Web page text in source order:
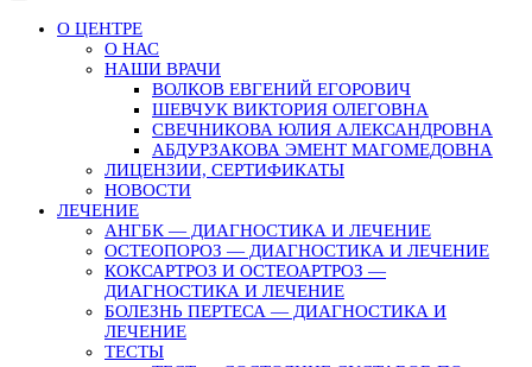
О ЦЕНТРЕ
О НАС
НАШИ ВРАЧИ
ВОЛКОВ ЕВГЕНИЙ ЕГОРОВИЧ
ШЕВЧУК ВИКТОРИЯ ОЛЕГОВНА
СВЕЧНИКОВА ЮЛИЯ АЛЕКСАНДРОВНА
АБДУРЗАКОВА ЭМЕНТ МАГОМЕДОВНА
ЛИЦЕНЗИИ, СЕРТИФИКАТЫ
НОВОСТИ
ЛЕЧЕНИЕ
АНГБК — ДИАГНОСТИКА И ЛЕЧЕНИЕ
ОСТЕОПОРОЗ — ДИАГНОСТИКА И ЛЕЧЕНИЕ
КОКСАРТРОЗ И ОСТЕОАРТРОЗ —
ДИАГНОСТИКА И ЛЕЧЕНИЕ
БОЛЕЗНЬ ПЕРТЕСА — ДИАГНОСТИКА И
ЛЕЧЕНИЕ
ТЕСТЫ